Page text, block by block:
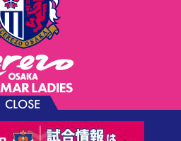
CLOSE
ー ソーシャルメディアポリシー